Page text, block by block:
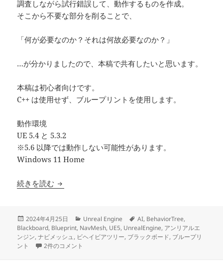
調査しながら試行錯誤して、動作するものを作成。
そこから不要な部分を削ることで、
「何が必要なのか？それは何故必要なのか？」
…が分かりましたので、本稿で共有したいと思います。
本稿は初心者向けです。
C++ は使用せず、ブループリントを使用します。
動作環境
UE 5.4 と 5.3.2
※5.6 以降では動作しない可能性があります。
Windows 11 Home
続きを読む 【UE5】プレイヤーを追いかける最小のAI
投
稿
日:
2024年4月25日
カ
テ
ゴ
Unreal Engine
タ
グ
AI, BehaviorTree,
Blackboard, Blueprint, NavMesh, UE5, UnrealEngine, アンリアルエ
ンジン,ナビメッシュ, ビヘイビアツリー, ブラックボード, ブループリ
ント
【UE5】プレイヤーを追いかける最小のAI への
2件のコメント